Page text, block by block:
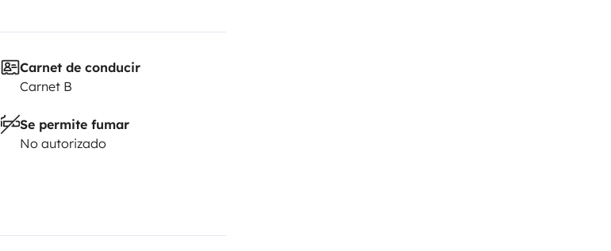
Carnet de conducir
Carnet B
Se permite fumar
No autorizado